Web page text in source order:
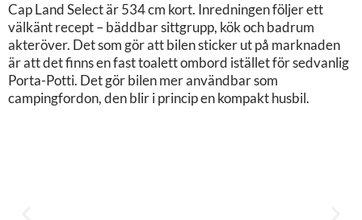
Cap Land Select är 534 cm kort. Inredningen följer ett
välkänt recept – bäddbar sittgrupp, kök och badrum
akteröver. Det som gör att bilen sticker ut på marknaden
är att det finns en fast toalett ombord istället för sedvanlig
Porta-Potti. Det gör bilen mer användbar som
campingfordon, den blir i princip en kompakt husbil.